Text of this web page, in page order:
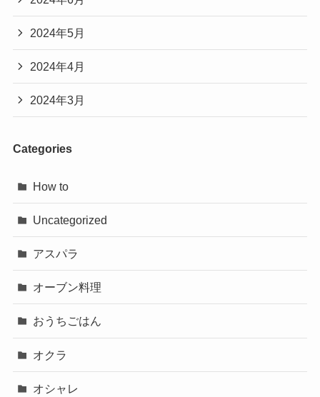
2024年5月
2024年4月
2024年3月
Categories
How to
Uncategorized
アスパラ
オーブン料理
おうちごはん
オクラ
オシャレ